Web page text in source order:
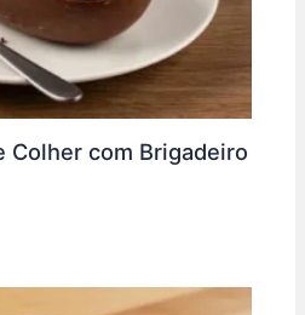
Colher com Brigadeiro